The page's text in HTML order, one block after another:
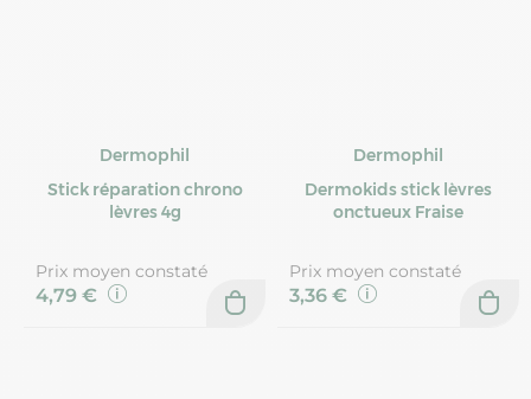
Dermophil
Stick réparation chrono
lèvres 4g
Prix moyen constaté
4,79 €
Dermophil
Dermokids stick lèvres
onctueux Fraise
Prix moyen constaté
3,36 €